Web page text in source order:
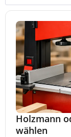
Holzmann
wählen